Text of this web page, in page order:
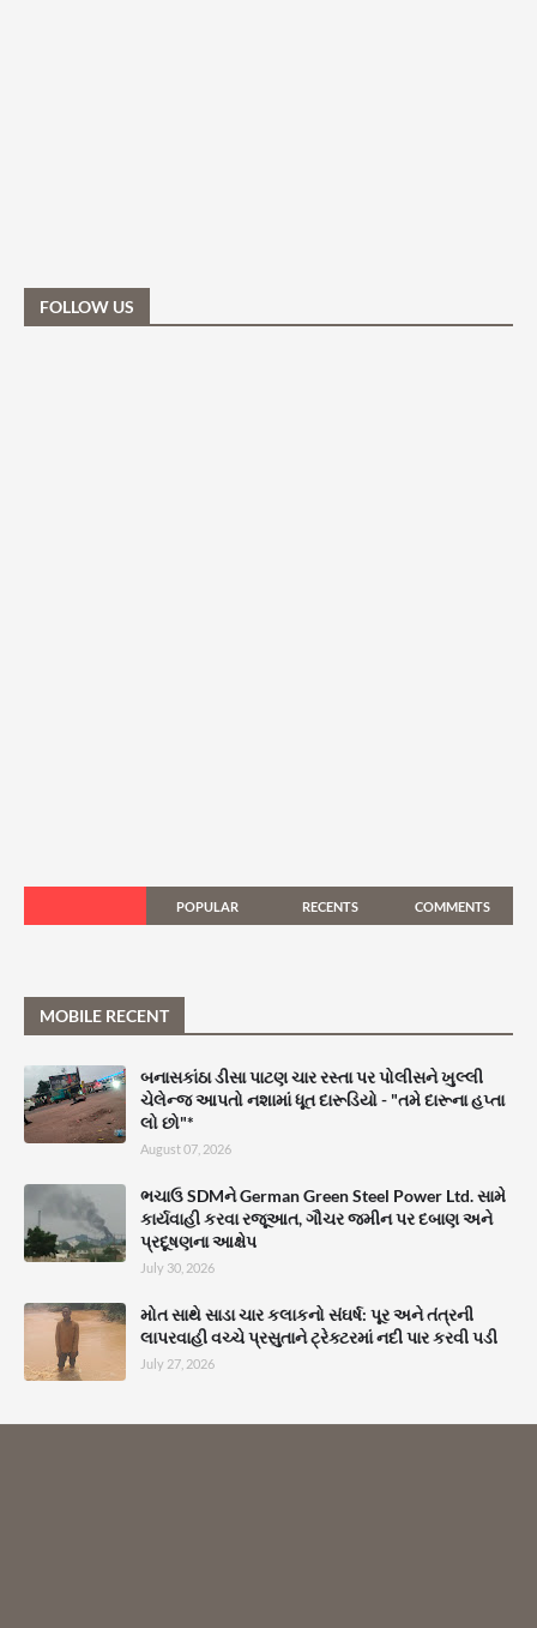
FOLLOW US
POPULAR RECENTS COMMENTS
MOBILE RECENT
બનાસકાંઠા ડીસા પાટણ ચાર રસ્તા પર પોલીસને ખુલ્લી
ચેલેન્જ આપતો નશામાં ધૂત દારૂડિયો - "તમે દારૂના હપ્તા
લો છો"*
August 07, 2026
ભચાઉ SDMને German Green Steel Power Ltd. સામે
કાર્યવાહી કરવા રજૂઆત, ગૌચર જમીન પર દબાણ અને
પ્રદૂષણના આક્ષેપ
July 30, 2026
મોત સાથે સાડા ચાર કલાકનો સંઘર્ષ: પૂર અને તંત્રની
લાપરવાહી વચ્ચે પ્રસુતાને ટ્રેક્ટરમાં નદી પાર કરવી પડી
July 27, 2026